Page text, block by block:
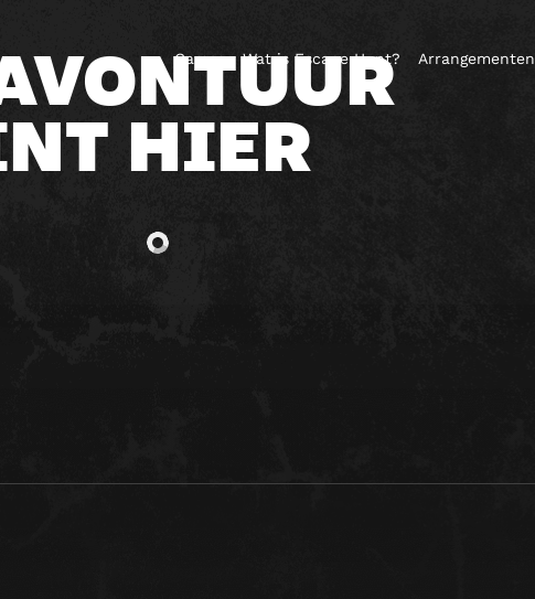
Games Wat is Escape Hunt? Arrangementen
HIER